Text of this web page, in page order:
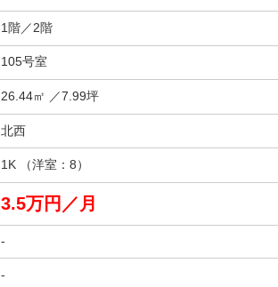
1階／2階
105号室
26.44㎡ ／7.99坪
北西
1K （洋室：8）
3.5万円／月
-
-